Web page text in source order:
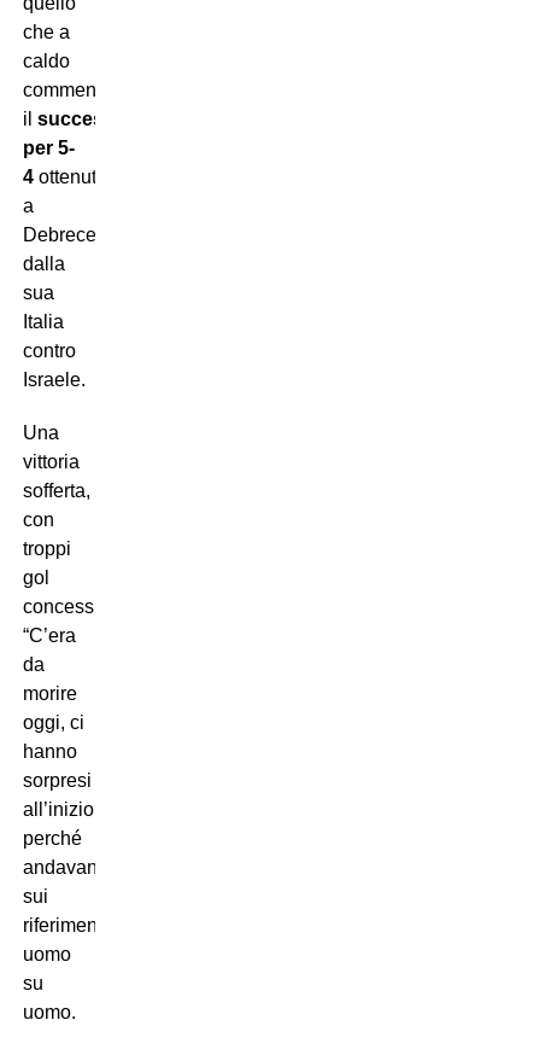
che a
caldo
commenta
il successo
per 5-
4ottenuto
a
Debrecen
dalla
sua
Italia
contro
Israele.
Una
vittoria
sofferta,
con
troppi
gol
concessi:
“C’era
da
morire
oggi, ci
hanno
sorpresi
all’inizio
perché
andavano
sui
riferimenti,
uomo
su
uomo.